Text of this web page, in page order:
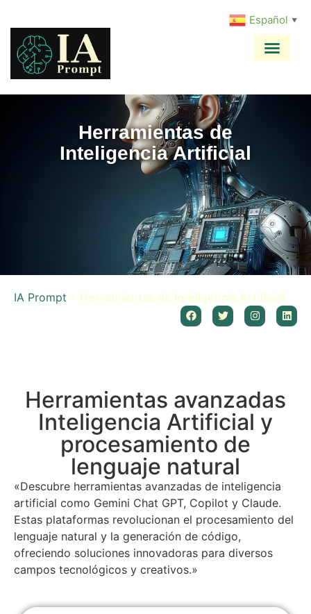
Herramientas de
Inteligencia Artificial
IA Prompt » Herramientas de Inteligencia Artificial
Herramientas avanzadas
Inteligencia Artificial y
procesamiento de
lenguaje natural
«Descubre herramientas avanzadas de inteligencia
artificial como Gemini Chat GPT, Copilot y Claude.
Estas plataformas revolucionan el procesamiento del
lenguaje natural y la generación de código,
ofreciendo soluciones innovadoras para diversos
campos tecnológicos y creativos.»
Español ▼